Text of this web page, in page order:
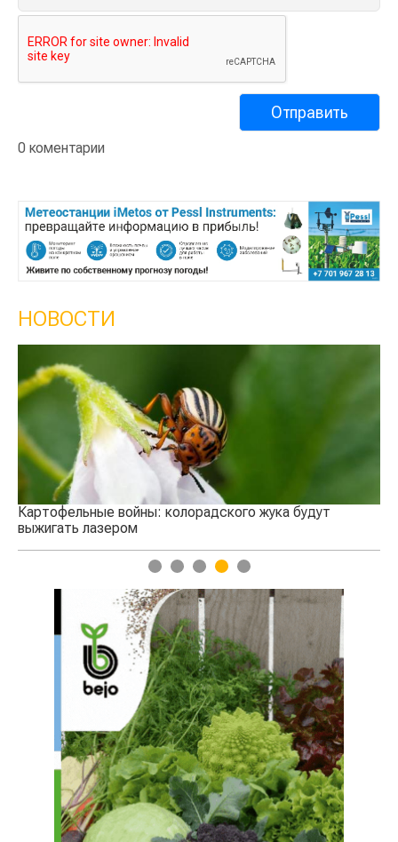
0 коментарии
НОВОСТИ
войны: колорадского жука будут
лазером
1 2 3 4 5